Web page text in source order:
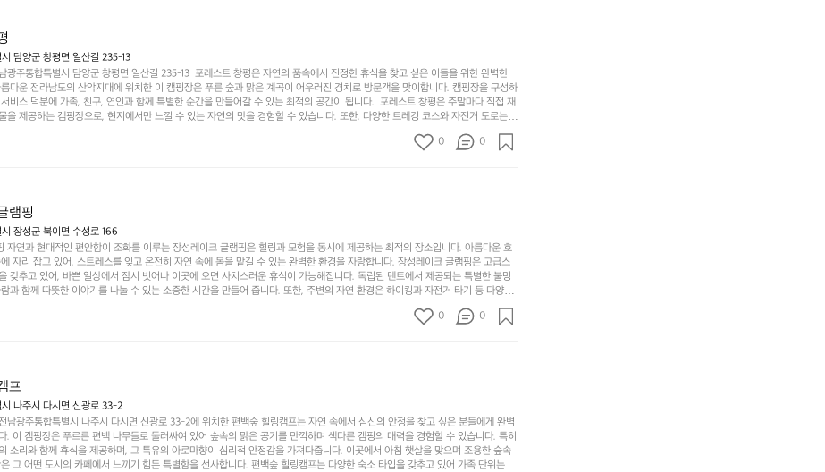
다.
그
럴
때
는
차
을
가
려
보
세
요.
튼
을
조
고
다
니
고
싶
어
는
크
기,
무
게,
이
의
아
하
지
않
은
디
자
웃
도
어
의
경
럽
게
이
무
좋
네
요
이
이
라
고
해
야
하
리
를
잡
여러분의 캠핑 여행을 더욱 특별하게 만들어 줄 것입니다.  인기 정도: ★★★★★
담양군 창평면 일산길 235-13
광주통합특별시 담양군 창평면 일산길 235-13  포레스트 창평은 자연의 품속에서 진정한 휴식을 찾고 싶은 이들을 위한 완벽한
다운 전라남도의 산악지대에 위치한 이 캠핑장은 푸른 숲과 맑은 계곡이 어우러진 경치로 방문객을 맞이합니다. 캠핑장을 구성하
비스 덕분에 가족, 친구, 연인과 함께 특별한 순간을 만들어갈 수 있는 최적의 공간이 됩니다.  포레스트 창평은 주말마다 직접 재
을 제공하는 캠핑장으로, 현지에서만 느낄 수 있는 자연의 맛을 경험할 수 있습니다. 또한, 다양한 트레킹 코스와 자전거 도로는
모험의 짜릿함을 누릴 수 있도록 만들어졌습니다. 저녁에는 별빛 아래에서 바베큐 파티를 즐기거나, 잔잔한 계곡 소리를 들으며 깊
있는 기회를 제공합니다.  이곳은 자연과의 완벽한 조화를 이루며, 다채로운 야외 활동을 제공합니다. 특히 어린이들은 안전하게
을 제공하며, 자연을 사랑하는 모든 이들에게 꼭 한번 경험해봐야 할 장소로 자리잡았습니다.  인기 정도: ★★★★★
0 0
램핑
장성군 북이면 수성로 166
자연과 현대적인 편안함이 조화를 이루는 장성레이크 글램핑은 힐링과 모험을 동시에 제공하는 최적의 장소입니다. 아름다운 호
자리 잡고 있어, 스트레스를 잊고 온전히 자연 속에 몸을 맡길 수 있는 완벽한 환경을 자랑합니다. 장성레이크 글램핑은 고급스
갖추고 있어, 바쁜 일상에서 잠시 벗어나 이곳에 오면 사치스러운 휴식이 가능해집니다. 독립된 텐트에서 제공되는 특별한 불멍
과 함께 따뜻한 이야기를 나눌 수 있는 소중한 시간을 만들어 줍니다. 또한, 주변의 자연 환경은 하이킹과 자전거 타기 등 다양한
에 그야말로 완벽한 조건을 갖추고 있습니다. 이곳에서의 캠핑은 단순한 숙박이 아닌, 가족과 친구들과 함께 소중한 추억을 창출
니다. 특히 식사를 좋아하는 분들에게는 매주 특별한 바비큐 파티와 지역에서 나는 신선한 재료로 만든 다양한 요리를 제공하여
요. 당신의 대자연 속 힐링을 기다리는 장성레이크 글램핑은 언젠가 반드시 방문해봐야 할 명소로 자리매김하였습니다. 인기 정
0 0
프
나주시 다시면 신광로 33-2
남광주통합특별시 나주시 다시면 신광로 33-2에 위치한 편백숲 힐링캠프는 자연 속에서 심신의 안정을 찾고 싶은 분들에게 완벽
. 이 캠핑장은 푸르른 편백 나무들로 둘러싸여 있어 숲속의 맑은 공기를 만끽하며 색다른 캠핑의 매력을 경험할 수 있습니다. 특히
소리와 함께 휴식을 제공하며, 그 특유의 아로마향이 심리적 안정감을 가져다줍니다. 이곳에서 아침 햇살을 맞으며 조용한 숲속
그 어떤 도시의 카페에서 느끼기 힘든 특별함을 선사합니다. 편백숲 힐링캠프는 다양한 숙소 타입을 갖추고 있어 가족 단위는 물